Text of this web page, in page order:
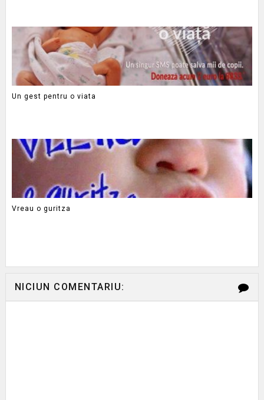
Un gest pentru o viata
Vreau o guritza
NICIUN COMENTARIU: